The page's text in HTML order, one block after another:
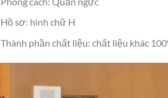
Hồ sơ: hình chữ H
Thành phần chất liệu: chất liệu khác